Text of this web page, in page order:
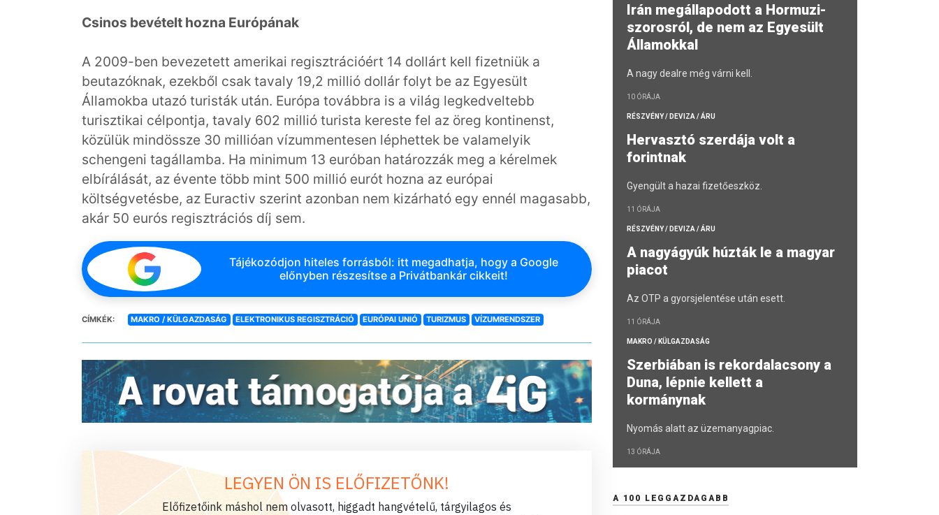
Csinos bevételt hozna Európának
A 2009-ben bevezetett amerikai regisztrációért 14 dollárt kell fizetniük a
beutazóknak, ezekből csak tavaly 19,2 millió dollár folyt be az Egyesült
Államokba utazó turisták után. Európa továbbra is a világ legkedveltebb
turisztikai célpontja, tavaly 602 millió turista kereste fel az öreg kontinenst,
közülük mindössze 30 millióan vízummentesen léphettek be valamelyik
schengeni tagállamba. Ha minimum 13 euróban határozzák meg a kérelmek
elbírálását, az évente több mint 500 millió eurót hozna az európai
költségvetésbe, az Euractiv szerint azonban nem kizárható egy ennél magasabb,
akár 50 eurós regisztrációs díj sem.
Tájékozódjon hiteles forrásból: itt megadhatja, hogy a Google
előnyben részesítse a Privátbankár cikkeit!
CÍMKÉK: MAKRO / KÜLGAZDASÁG ELEKTRONIKUS REGISZTRÁCIÓ EURÓPAI UNIÓ TURIZMUS VÍZUMRENDSZER
LEGYEN ÖN IS ELŐFIZETŐNK!
Előfizetőink máshol nem olvasott, higgadt hangvételű, tárgyilagos és
Irán megállapodott a Hormuzi-
szorosról, de nem az Egyesült
Államokkal
A nagy dealre még várni kell.
10 ÓRÁJA
RÉSZVÉNY / DEVIZA / ÁRU
Hervasztó szerdája volt a
forintnak
Gyengült a hazai fizetőeszköz.
11 ÓRÁJA
RÉSZVÉNY / DEVIZA / ÁRU
A nagyágyúk húzták le a magyar
piacot
Az OTP a gyorsjelentése után esett.
11 ÓRÁJA
MAKRO / KÜLGAZDASÁG
Szerbiában is rekordalacsony a
Duna, lépnie kellett a
kormánynak
Nyomás alatt az üzemanyagpiac.
13 ÓRÁJA
A 100 LEGGAZDAGABB